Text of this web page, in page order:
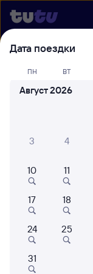
Выберите
билеты
22 года
Куда
Когда
Кто едет
Дата поездки
ПН ВТ
Август 2026
3 4
10 11
17 18
24 25
31